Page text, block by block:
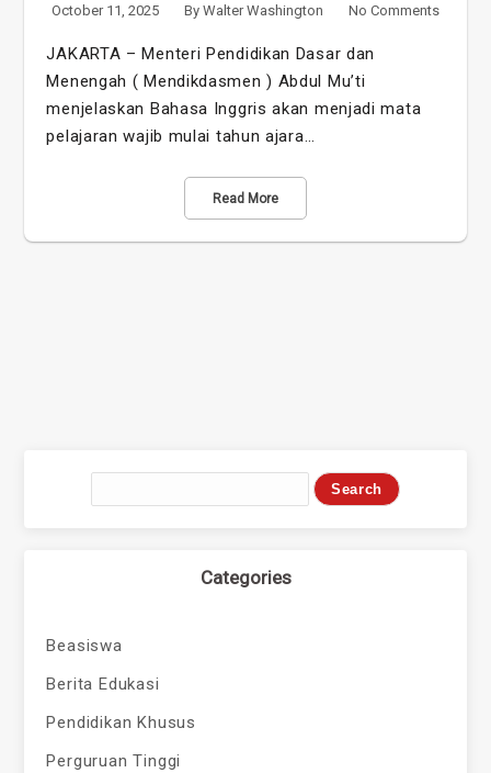
October 11, 2025 By Walter Washington No Comments
JAKARTA – Menteri Pendidikan Dasar dan
Menengah ( Mendikdasmen ) Abdul Mu’ti
menjelaskan Bahasa Inggris akan menjadi mata
pelajaran wajib mulai tahun ajara…
Read More
Categories
Beasiswa
Berita Edukasi
Pendidikan Khusus
Perguruan Tinggi